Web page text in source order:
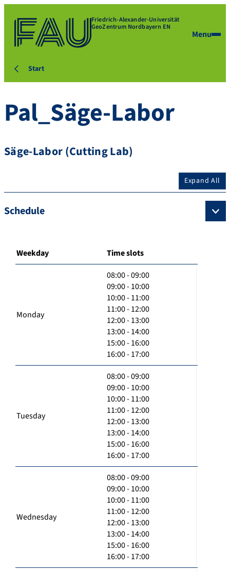
Friedrich-Alexander-Universität
GeoZentrum Nordbayern EN
Menu
Start
Pal_Säge-Labor
Säge-Labor (Cutting Lab)
Expand All
Schedule
Weekday Time slots
Monday
08:00 - 09:00
09:00 - 10:00
10:00 - 11:00
11:00 - 12:00
12:00 - 13:00
13:00 - 14:00
15:00 - 16:00
16:00 - 17:00
Tuesday
08:00 - 09:00
09:00 - 10:00
10:00 - 11:00
11:00 - 12:00
12:00 - 13:00
13:00 - 14:00
15:00 - 16:00
16:00 - 17:00
Wednesday
08:00 - 09:00
09:00 - 10:00
10:00 - 11:00
11:00 - 12:00
12:00 - 13:00
13:00 - 14:00
15:00 - 16:00
16:00 - 17:00